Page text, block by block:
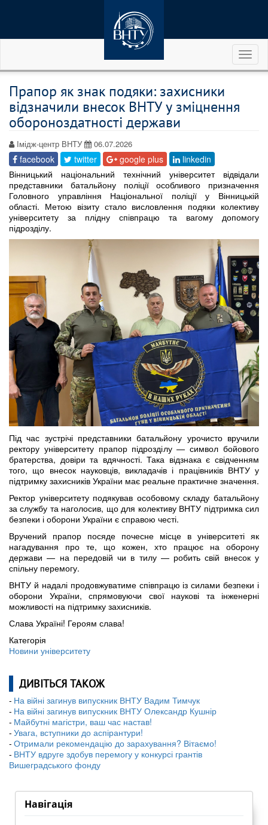
Прапор як знак подяки: захисники
відзначили внесок ВНТУ у зміцнення
обороноздатності держави
Імідж-центр ВНТУ 06.07.2026
facebook twitter google plus
linkedin
Вінницький національний технічний університет відвідали
представники батальйону поліції особливого призначення
Головного управління Національної поліції у Вінницькій
області. Метою візиту стало висловлення подяки колективу
університету за плідну співпрацю та вагому допомогу
підрозділу.
Під час зустрічі представники батальйону урочисто вручили
ректору університету прапор підрозділу — символ бойового
братерства, довіри та вдячності. Така відзнака є свідченням
того, що внесок науковців, викладачів і працівників ВНТУ у
підтримку захисників України має реальне практичне значення.
Ректор університету подякував особовому складу батальйону
за службу та наголосив, що для колективу ВНТУ підтримка сил
безпеки і оборони України є справою честі.
Вручений прапор посяде почесне місце в університеті як
нагадування про те, що кожен, хто працює на оборону
держави — на передовій чи в тилу — робить свій внесок у
спільну перемогу.
ВНТУ й надалі продовжуватиме співпрацю із силами безпеки і
оборони України, спрямовуючи свої наукові та інженерні
можливості на підтримку захисників.
Слава Україні! Героям слава!
Категорія
Новини університету
ДИВІТЬСЯ ТАКОЖ
На війні загинув випускник ВНТУ Вадим Тимчук
На війні загинув випускник ВНТУ Олександр Кушнір
Майбутні магістри, ваш час настав!
Увага, вступники до аспірантури!
Отримали рекомендацію до зарахування? Вітаємо!
ВНТУ вдруге здобув перемогу у конкурсі грантів
Вишеградського фонду
Навігація